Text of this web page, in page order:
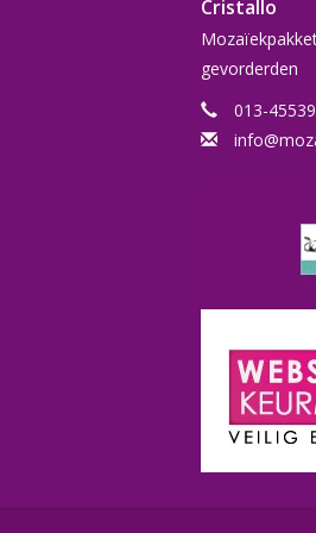
(ook bij knutselpakketten bijgevoegd)
Cristallo
gevorderden
013-